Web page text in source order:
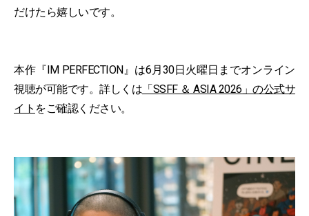
だけたら嬉しいです。
本作『IM PERFECTION』は6月30日火曜日までオンライン
視聴が可能です。詳しくは 「SSFF ＆ ASIA 2026」の公式サ
イト をご確認ください。